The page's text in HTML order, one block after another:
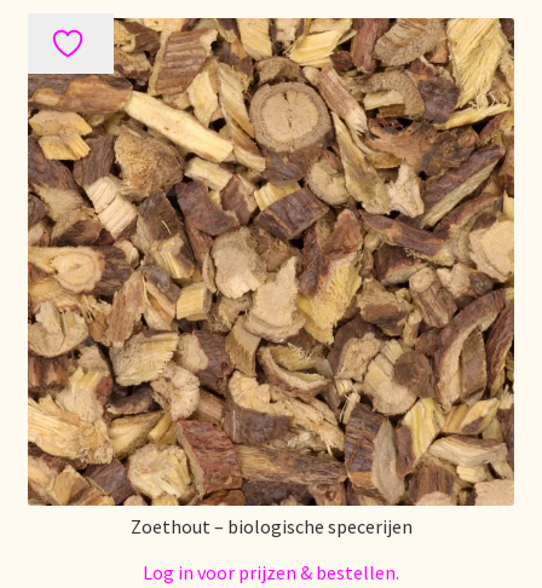
Retouren en garantie
Retours et garantie
Returns and warranty
Rücksendungen und Garantie
Sécurité alimentaire
Seguridad alimentaria
Shipping and delivery
Sortiment
Stock matters
Zoethout – biologische specerijen
Log in voor prijzen & bestellen.